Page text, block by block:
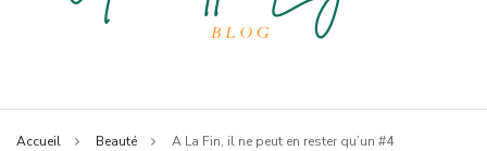
Armelle
Accueil Beauté A La Fin, il ne peut en rester qu’un #4